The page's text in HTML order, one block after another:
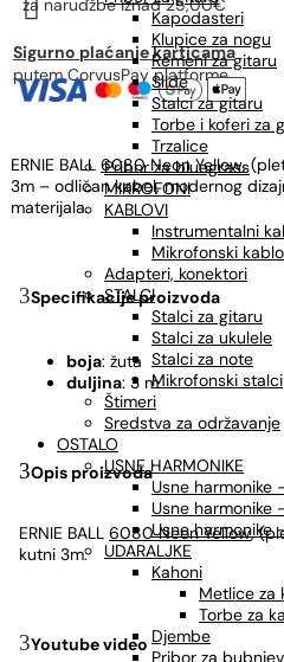
Kapodasteri
Klupice za nogu
Remeni za gitaru
Slide
Stalci za gitaru
Torbe i koferi za
Trzalice
Pribor za bluegrass
MIKROFONI
KABLOVI
Instrumentalni
Mikrofonski
Adapteri, konektori
STALCI
Stalci za gitaru
Stalci za ukulele
Stalci za note
Mikrofonski stalci
Štimeri
Sredstva za održavanje
OSTALO
USNE HARMONIKE
Usne harmonike
Usne harmonike
Usne harmonike
UDARALJKE
Kahoni
Metlice za
Torbe za
Djembe
Pribor za
za narudžbeiznad 25,00€

Sigurno plaćanje karticama
putem CorvusPay platforme
ERNIE BALL 6080 Neon Yellow,
3m – odličan kabel, modernog
materijala.
Specifikacije proizvoda
boja: žuta
duljina: 3 m
Opis proizvoda
ERNIE BALL 6080 Neon Yellow,
kutni 3m.
Youtube video